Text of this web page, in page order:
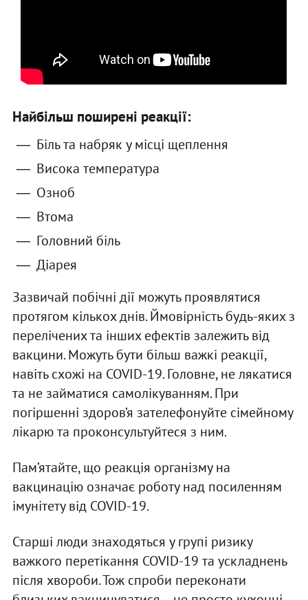
Найбільш поширені реакції:
Біль та набряк у місці щеплення
Висока температура
Озноб
Втома
Головний біль
Діарея
Зазвичай побічні дії можуть проявлятися
протягом кількох днів. Ймовірність будь-яких з
перелічених та інших ефектів залежить від
вакцини. Можуть бути більш важкі реакції,
навіть схожі на COVID-19. Головне, не лякатися
та не займатися самолікуванням. При
погіршенні здоров’я зателефонуйте сімейному
лікарю та проконсультуйтеся з ним.
Пам’ятайте, що реакція організму на
вакцинацію означає роботу над посиленням
імунітету від COVID-19.
Старші люди знаходяться у групі ризику
важкого перетікання COVID-19 та ускладнень
після хвороби. Тож спроби переконати